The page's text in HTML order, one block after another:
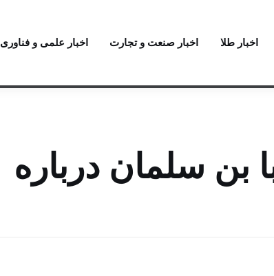
اخبار طلا اخبار صنعت و تجارت اخبار علمی و فناوری
بن سلمان درباره